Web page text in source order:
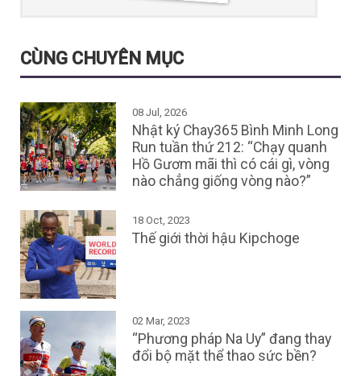
CÙNG CHUYÊN MỤC
08 Jul, 2026
Nhật ký Chay365 Bình Minh Long
Run tuần thứ 212: “Chạy quanh
Hồ Gươm mãi thì có cái gì, vòng
nào chẳng giống vòng nào?”
18 Oct, 2023
Thế giới thời hậu Kipchoge
02 Mar, 2023
“Phương pháp Na Uy” đang thay
đổi bộ mặt thể thao sức bền?